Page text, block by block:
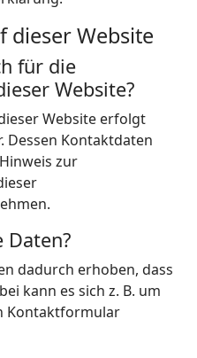
dieser Website
für die
Website?
Website erfolgt
Dessen Kontaktdaten
zur
Daten?
dadurch erhoben, dass
kann es sich z. B. um
Kontaktformular